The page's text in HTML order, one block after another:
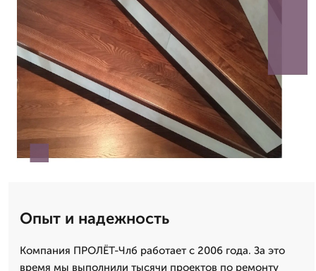
Опыт и надежность
Компания ПРОЛЁТ-Члб работает с 2006 года. За это
время мы выполнили тысячи проектов по ремонту